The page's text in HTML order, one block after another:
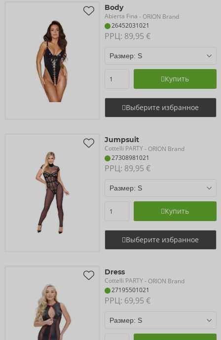
Body
Abierta Fina - ORION Brand
26452031021
РРЦ: 89,95 €
Купить
Выберите избранное
Jumpsuit
Cottelli PARTY- ORION Brand
27308981021
РРЦ: 89,95 €
Купить
Выберите избранное
Dress
Cottelli PARTY- ORION Brand
27195501021
РРЦ: 69,95 €